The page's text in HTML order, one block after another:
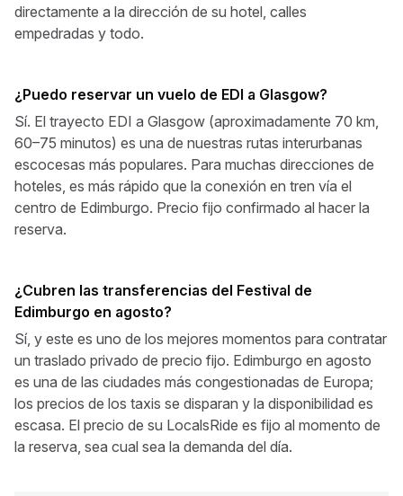
directamente a la dirección de su hotel, calles
empedradas y todo.
¿Puedo reservar un vuelo de EDI a Glasgow?
Sí. El trayecto EDI a Glasgow (aproximadamente 70 km,
60–75 minutos) es una de nuestras rutas interurbanas
escocesas más populares. Para muchas direcciones de
hoteles, es más rápido que la conexión en tren vía el
centro de Edimburgo. Precio fijo confirmado al hacer la
reserva.
¿Cubren las transferencias del Festival de
Edimburgo en agosto?
Sí, y este es uno de los mejores momentos para contratar
un traslado privado de precio fijo. Edimburgo en agosto
es una de las ciudades más congestionadas de Europa;
los precios de los taxis se disparan y la disponibilidad es
escasa. El precio de su LocalsRide es fijo al momento de
la reserva, sea cual sea la demanda del día.